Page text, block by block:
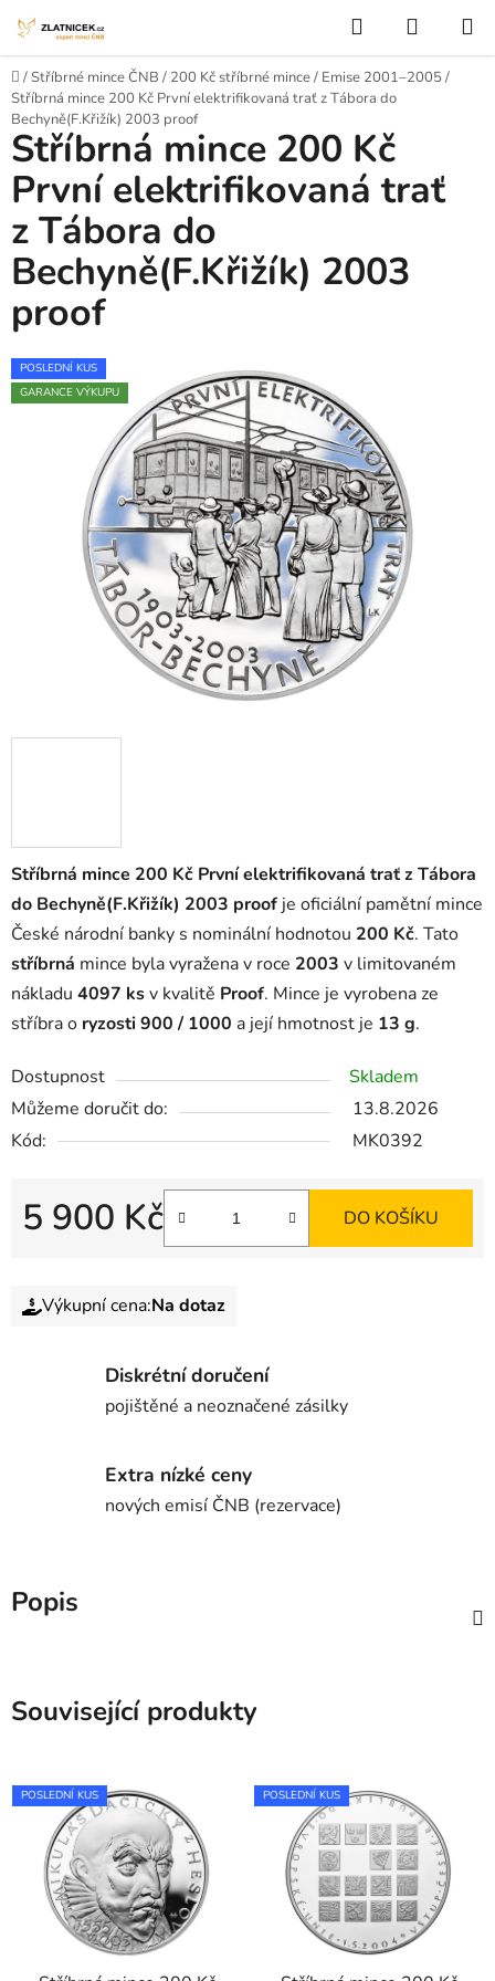
Hledat
Domů
/Stříbrné mince ČNB / 200 Kč stříbrné mince/ Emise 2001–2005/
Stříbrná mince 200 Kč První elektrifikovaná trať z Tábora do
Bechyně(F.Křižík) 2003 proof
Stříbrná mince 200 Kč První elektrifikovaná trať z Tábora
do Bechyně(F.Křižík) 2003 proof je oficiální pamětní mince
České národní banky s nominální hodnotou 200 Kč. Tato
stříbrná mince byla vyražena v roce 2003 v limitovaném
nákladu 4097 ksv kvalitě Proof. Mince je vyrobena ze
stříbra o ryzosti 900 / 1000 a její hmotnost je 13 g.
Dostupnost
Skladem
Můžeme doručit do:
13.8.2026
Kód:
MK0392
5 900 Kč DO KOŠÍKU
Výkupní cena:Na dotaz
Stříbrná mince 200 Kč
První elektrifikovaná trať
z Tábora do
Bechyně(F.Křižík) 2003
proof
POSLEDNÍ KUS
GARANCE VÝKUPU
Diskrétní doručení
pojištěné a neoznačené zásilky
Extra nízké ceny
nových emisí ČNB (rezervace)
Popis
Související produkty
POSLEDNÍ KUS POSLEDNÍ KUS